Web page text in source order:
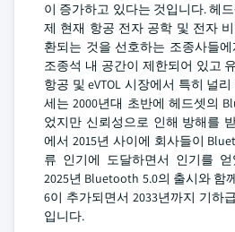
이 증가하고 있다는 것입니다. 헤
제 현재 항공 전자 공학 및 전자
환되는 것을 선호하는 조종사들
조종석 내 공간이 제한되어 있고
항공 및 eVTOL 시장에서 특히 널
세는 2000년대 초반에 헤드셋의
었지만 신뢰성으로 인해 방해를
에서 2015년 사이에 회사들이
류 인기에 도달하면서 인기를
2025년 Bluetooth 5.0의 출시와 함
6이 추가되면서 2033년까지 기하
입니다.